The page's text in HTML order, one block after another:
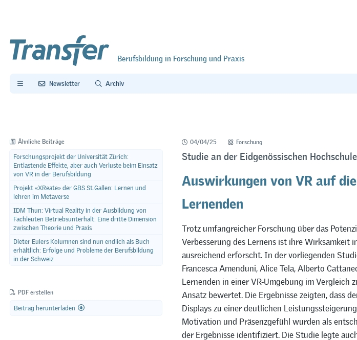
Berufsbildung in Forschung und Praxis
Newsletter Archiv
Ähnliche Beiträge
Forschungsprojekt der Universität Zürich:
Entlastende Effekte, aber auch Verluste beim Einsatz
von VR in der Berufsbildung
Projekt «XReate» der GBS St.Gallen: Lernen und
lehren im Metaverse
IDM Thun: Virtual Reality in der Ausbildung von
Fachleuten Betriebsunterhalt: Eine dritte Dimension
zwischen Theorie und Praxis
Dieter Eulers Kolumnen sind nun endlich als Buch
erhältlich: Erfolge und Probleme der Berufsbildung
in der Schweiz
PDF erstellen
Beitrag herunterladen
04/04/25 Forschung
Studie an der Eidgenössischen
Auswirkungen von VR auf
Lernenden
Trotz umfangreicher Forschung über das
Verbesserung des Lernens ist ihre
ausreichend erforscht. In der vorliegenden
Francesca Amenduni, Alice Tela, Alberto
Lernenden in einer VR-Umgebung im Vergleich
Ansatz bewertet. Die Ergebnisse zeigten, dass
Displays zu einer deutlichen
Motivation und Präsenzgefühl wurden als
der Ergebnisse identifiziert. Die Studie legte